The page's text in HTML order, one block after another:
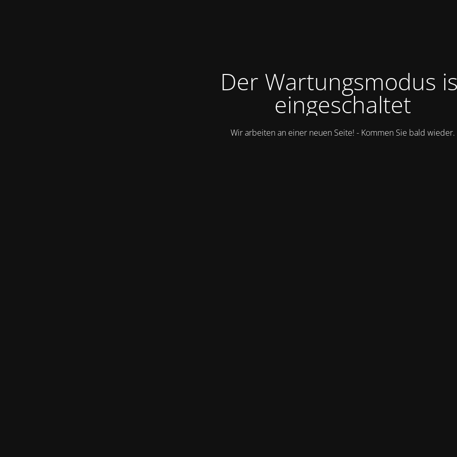
Der Wartungsmodus
eingeschaltet
Wir arbeiten an einer neuen Seite! - Kommen Sie bald wieder.